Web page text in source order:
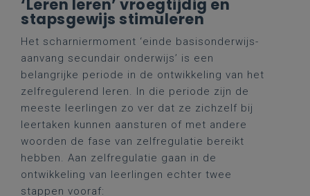
‘Leren leren’ vroegtijdig en
stapsgewijs stimuleren
Het scharniermoment ‘einde basisonderwijs-
aanvang secundair onderwijs’ is een
belangrijke periode in de ontwikkeling van het
zelfregulerend leren. In die periode zijn de
meeste leerlingen zo ver dat ze zichzelf bij
leertaken kunnen aansturen of met andere
woorden de fase van zelfregulatie bereikt
hebben. Aan zelfregulatie gaan in de
ontwikkeling van leerlingen echter twee
stappen vooraf: